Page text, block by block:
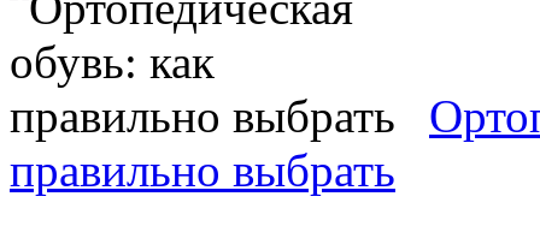
правильно выбрать